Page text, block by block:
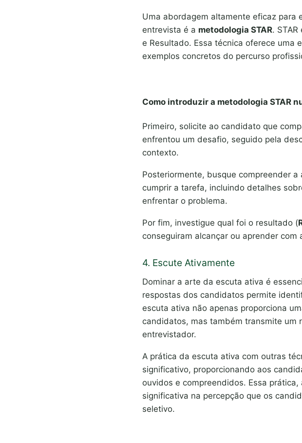
Uma abordagem altamente eficaz para
entrevista é a metodologia STAR.
e Resultado. Essa técnica oferece uma
exemplos concretos do percurso
Como introduzir a metodologia STAR
Primeiro, solicite ao candidato que
enfrentou um desafio, seguido pela
contexto.
Posteriormente, busque compreender a
cumprir a tarefa, incluindo detalhes
enfrentar o problema.
Por fim, investigue qual foi o resultado (
conseguiram alcançar ou aprender com
4. Escute Ativamente
Dominar a arte da escuta ativa é
respostas dos candidatos permite
escuta ativa não apenas proporciona
candidatos, mas também transmite um
entrevistador.
A prática da escuta ativa com outras
significativo, proporcionando aos
ouvidos e compreendidos. Essa
significativa na percepção que os
seletivo.